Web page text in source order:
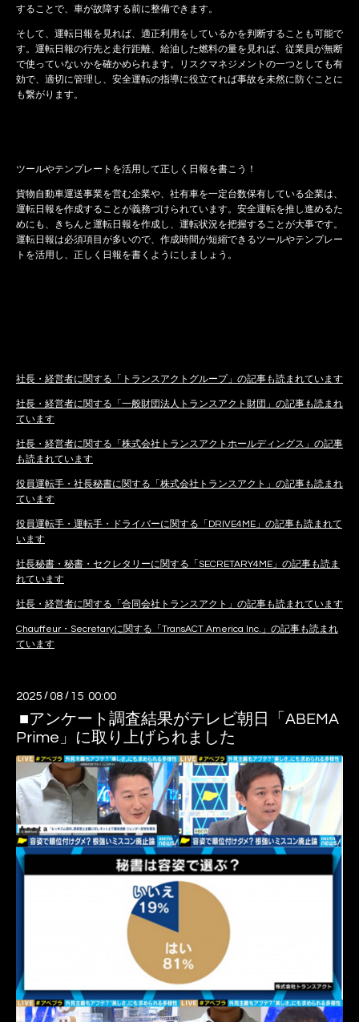
することで、車が故障する前に整備できます。
そして、運転日報を見れば、適正利用をしているかを判断することも可能で
す。運転日報の行先と走行距離、給油した燃料の量を見れば、従業員が無断
で使っていないかを確かめられます。リスクマネジメントの一つとしても有
効で、適切に管理し、安全運転の指導に役立てれば事故を未然に防ぐことに
も繋がります。
ツールやテンプレートを活用して正しく日報を書こう！
貨物自動車運送事業を営む企業や、社有車を一定台数保有している企業は、
運転日報を作成することが義務づけられています。安全運転を推し進めるた
めにも、きちんと運転日報を作成し、運転状況を把握することが大事です。
運転日報は必須項目が多いので、作成時間が短縮できるツールやテンプレー
トを活用し、正しく日報を書くようにしましょう。
社長・経営者に関する「トランスアクトグループ」の記事も読まれています
社長・経営者に関する「一般財団法人トランスアクト財団」の記事も読まれ
ています
社長・経営者に関する「株式会社トランスアクトホールディングス」の記事
も読まれています
役員運転手・社長秘書に関する「株式会社トランスアクト」の記事も読まれ
ています
役員運転手・運転手・ドライバーに関する「DRIVE4ME」の記事も読まれて
います
社長秘書・秘書・セクレタリーに関する「SECRETARY4ME」の記事も読ま
れています
社長・経営者に関する「合同会社トランスアクト」の記事も読まれています
Chauffeur・Secretaryに関する「TransACT America Inc.」の記事も読まれ
ています
2025 /08 / 15 00:00
■アンケート調査結果がテレビ朝日「ABEMA
Prime」に取り上げられました